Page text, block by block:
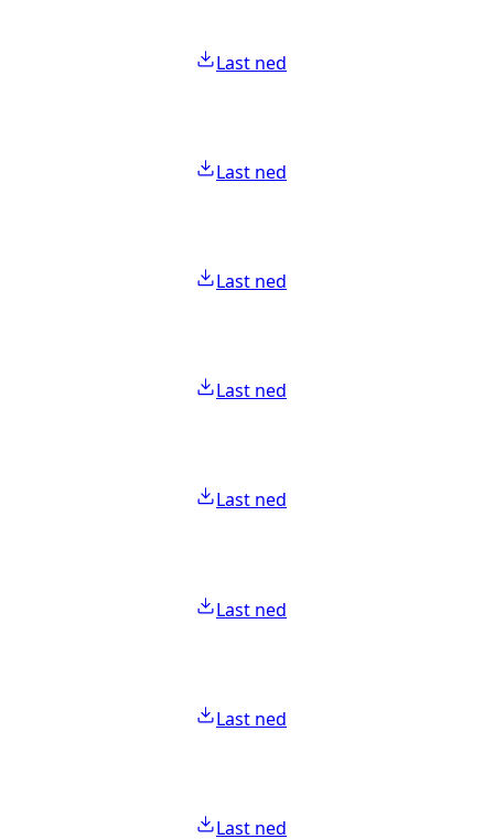
Last ned
Last ned
Last ned
Last ned
Last ned
Last ned
Last ned
Last ned